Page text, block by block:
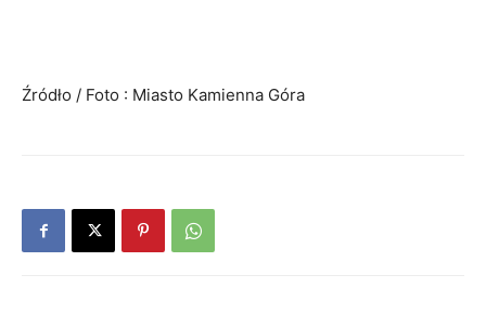
Źródło / Foto : Miasto Kamienna Góra